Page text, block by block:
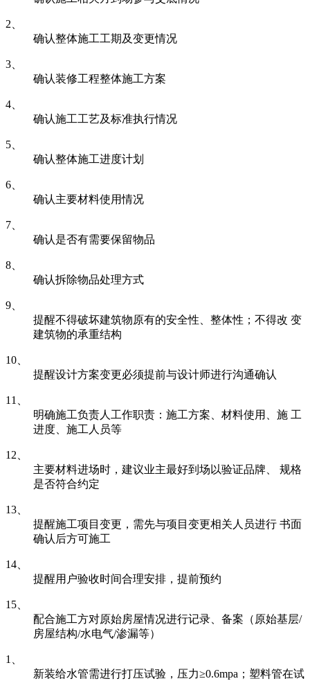
2、
确认整体施工工期及变更情况
3、
确认装修工程整体施工方案
4、
确认施工工艺及标准执行情况
5、
确认整体施工进度计划
6、
确认主要材料使用情况
7、
确认是否有需要保留物品
8、
确认拆除物品处理方式
9、
提醒不得破坏建筑物原有的安全性、整体性；不得改 变
建筑物的承重结构
10、
提醒设计方案变更必须提前与设计师进行沟通确认
11、
明确施工负责人工作职责：施工方案、材料使用、施 工
进度、施工人员等
12、
主要材料进场时，建议业主最好到场以验证品牌、 规格
是否符合约定
13、
提醒施工项目变更，需先与项目变更相关人员进行 书面
确认后方可施工
14、
提醒用户验收时间合理安排，提前预约
15、
配合施工方对原始房屋情况进行记录、备案（原始基层/
房屋结构/水电气/渗漏等）
1、
新装给水管需进行打压试验，压力≥0.6mpa；塑料管在试